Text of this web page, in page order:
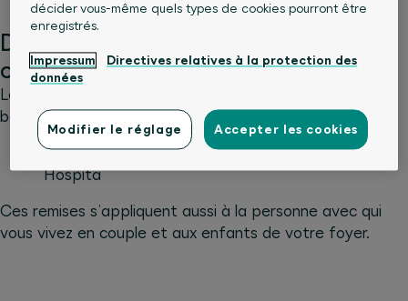
Des avantages grâce au contrat
collectif
Le partenariat entre la BCS et SWICA vous permet de
bénéficier de remises praticulièrement attrayantes:
5%sur toutes les assurances hospitalisation
Hospita
Ces remises s’appliquent aussi à la personne avec qui
vous vivez en couple et aux enfants de votre foyer.
décider vous-même quels types de cookies pourront être
enregistrés.
Impressum
Directives relatives à la protection des
données
Modifier le réglage Accepter les cookies